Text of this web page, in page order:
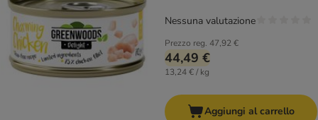
Prezzo reg. 47,92 €
44,49 €
13,24 € / kg
Nessuna valutazione
Aggiungi al carrello